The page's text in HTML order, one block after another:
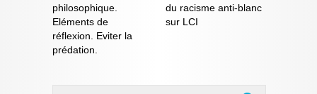
philosophique.
Eléments de
réflexion. Eviter la
prédation.
du racisme anti-blanc
sur LCI